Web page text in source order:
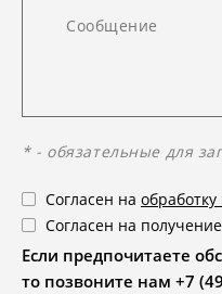
* - обязательные для
Согласен на
Согласен на
Если предпочитаете
то позвоните нам +7